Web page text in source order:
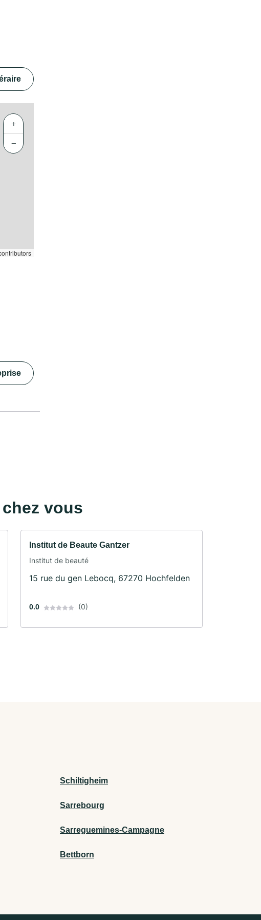
+
−
vous
Institut de Beaute Gantzer
Institut de beauté
15 rue du gen Lebocq, 67270 Hochfelden
0.0 (0)
Schiltigheim
Sarrebourg
Sarreguemines-Campagne
Bettborn